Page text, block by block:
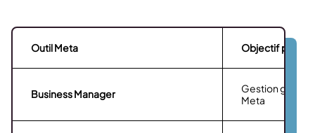
Outil Meta Objectif
Business Manager
Gestion
Meta